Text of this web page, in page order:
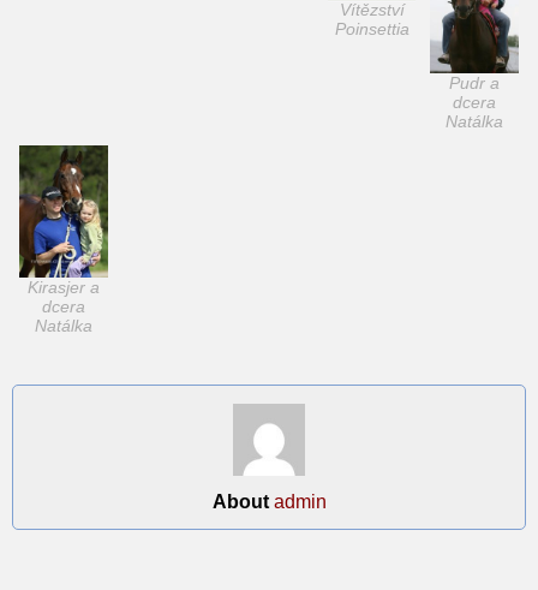
Vítězství
Poinsettia
Pudr a
dcera
Natálka
Kirasjer a
dcera
Natálka
Aboutadmin